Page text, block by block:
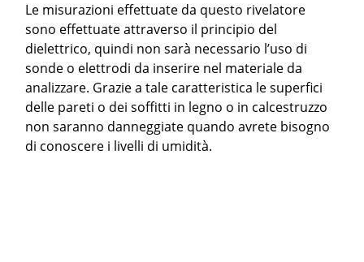
Le misurazioni effettuate da questo rivelatore
sono effettuate attraverso il principio del
dielettrico, quindi non sarà necessario l’uso di
sonde o elettrodi da inserire nel materiale da
analizzare. Grazie a tale caratteristica le superfici
delle pareti o dei soffitti in legno o in calcestruzzo
non saranno danneggiate quando avrete bisogno
di conoscere i livelli di umidità.